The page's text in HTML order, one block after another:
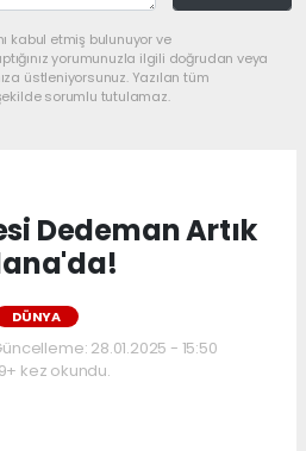
kabul etmiş bulunuyor ve
yorumunuzla ilgili doğrudan veya
üstleniyorsunuz. Yazılan tüm
sorumlu tutulamaz.
Dedeman Artık
DÜNYA
28.01.2025 - 15:50
kez okundu.